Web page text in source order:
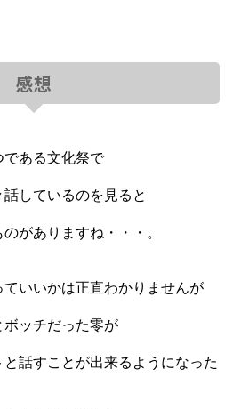
感想
ある文化祭で
しているのを見ると
がありますね・・・。
いいかは正直わかりませんが
ッチだった零が
話すことが出来るようになった